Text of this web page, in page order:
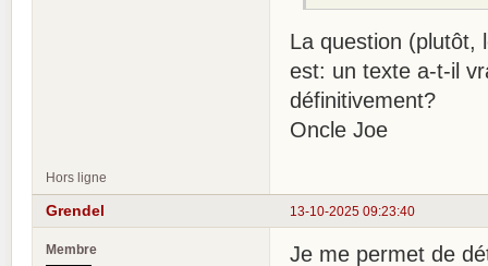
La question (plutôt,
est: un texte a-t-il
définitivement?
Oncle Joe
Hors ligne
13-10-2025 09:23:40
Grendel
Membre
Je me permet de